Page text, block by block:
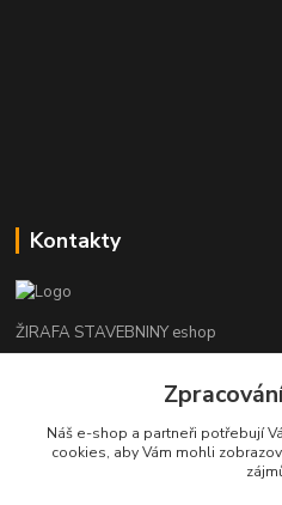
Kontakty
ŽIRAFA STAVEBNINY eshop
+420 312 685 342
kladno@zirafa-stavebniny.cz
Náš e-shop a partneři potřebují
cookies, aby Vám mohli